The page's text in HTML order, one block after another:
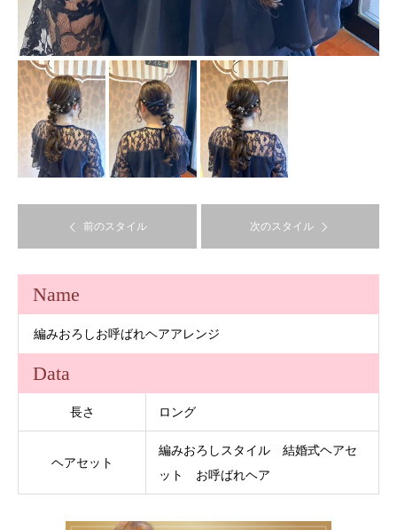
前のスタイル 次のスタイル
Name
編みおろしお呼ばれヘアアレンジ
Data
長さ ロング
ヘアセット
編みおろしスタイル 結婚式ヘアセ
ット お呼ばれヘア